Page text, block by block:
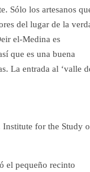
Sólo los artesanos
del lugar de la
el-Medina es
que es una buena
La entrada al ‘valle
Institute for the Study
el pequeño recinto